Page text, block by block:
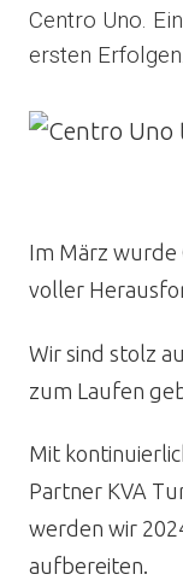
Centro Uno.
ersten Erfolgen.
Image
Im März wurde
voller
Wir sind stolz
zum Laufen
Mit
Partner KVA
werden wir
aufbereiten.